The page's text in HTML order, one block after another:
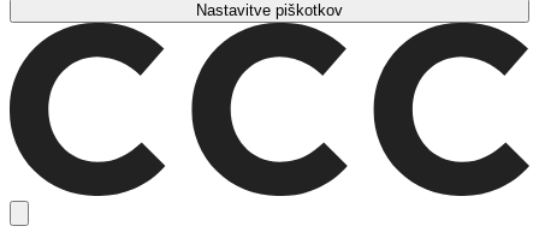
Nastavitve piškotkov